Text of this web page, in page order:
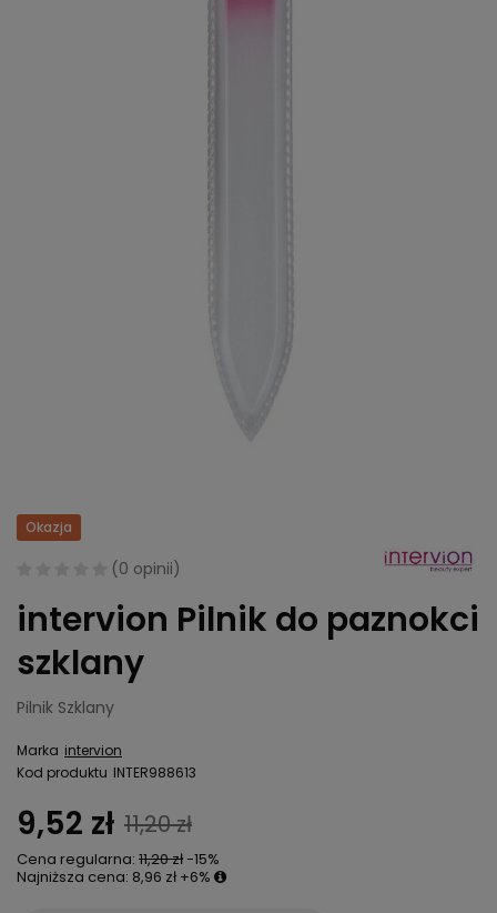
Okazja
(0 opinii)
intervion Pilnik do paznokci
szklany
Pilnik Szklany
Marka intervion
Kod produktu INTER988613
9,52 zł 11,20 zł
Cena regularna: 11,20 zł-15%
Najniższa cena: 8,96 zł +6%